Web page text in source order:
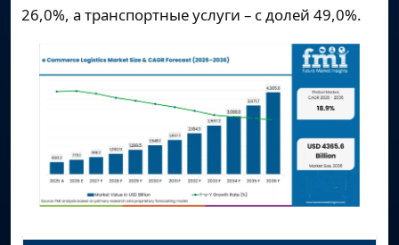
26,0%, а транспортные услуги – с долей 49,0%.